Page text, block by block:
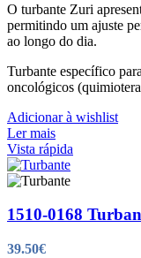
O turbante Zuri
permitindo um ajuste
ao longo do dia.
Turbante específico
oncológicos
Adicionar à wishlist
Ler mais
Vista rápida
1510-0168
39.50€